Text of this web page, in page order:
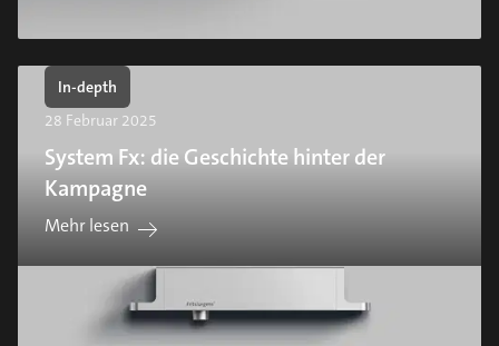
In-depth
28 Februar 2025
System Fx: die Geschichte hinter der
Kampagne
Mehr lesen